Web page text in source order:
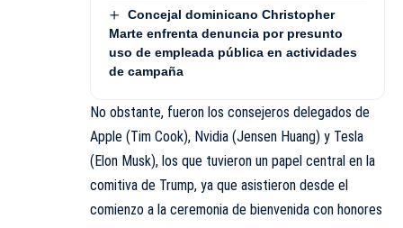
Concejal dominicano Christopher
Marte enfrenta denuncia por presunto
uso de empleada pública en actividades
de campaña
No obstante, fueron los consejeros delegados de
Apple (Tim Cook), Nvidia (Jensen Huang) y Tesla
(Elon Musk), los que tuvieron un papel central en la
comitiva de Trump, ya que asistieron desde el
comienzo a la ceremonia de bienvenida con honores